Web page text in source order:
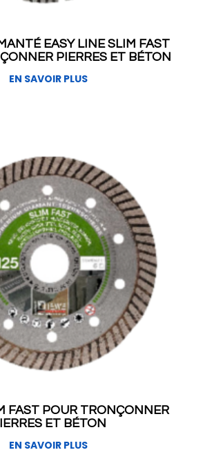
EASY LINE SLIM FAST
PIERRES ET BÉTON
EN SAVOIR PLUS
FAST POUR TRONÇONNER
ET BÉTON
EN SAVOIR PLUS